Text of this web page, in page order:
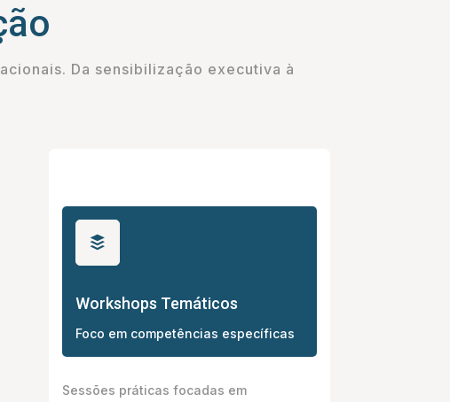
Da sensibilização executiva à

Workshops Temáticos
Foco em competências específicas
Sessões práticas focadas em